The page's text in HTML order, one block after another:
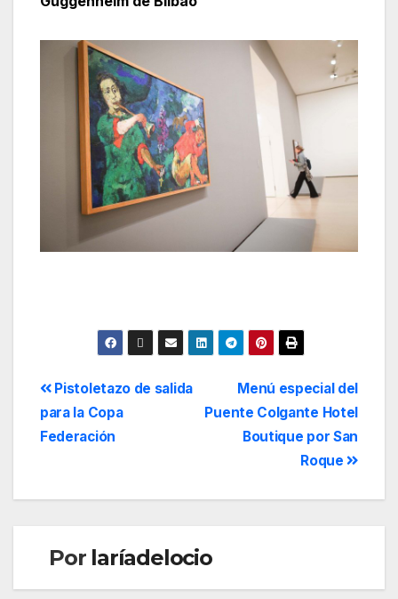
Menú especial del
Puente Colgante Hotel
Boutique por San
Roque
Pistoletazo de salida
para la Copa
Federación
Por laríadelocio